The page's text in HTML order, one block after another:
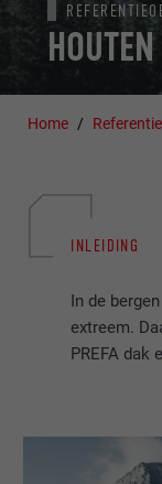
Home
INLEIDING
In de
extreem.
PREFA dak